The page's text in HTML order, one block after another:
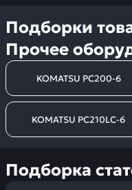
Подборки
Прочее
KOMATSU PC200-6
KOMATSU PC210LC-6
Подборка